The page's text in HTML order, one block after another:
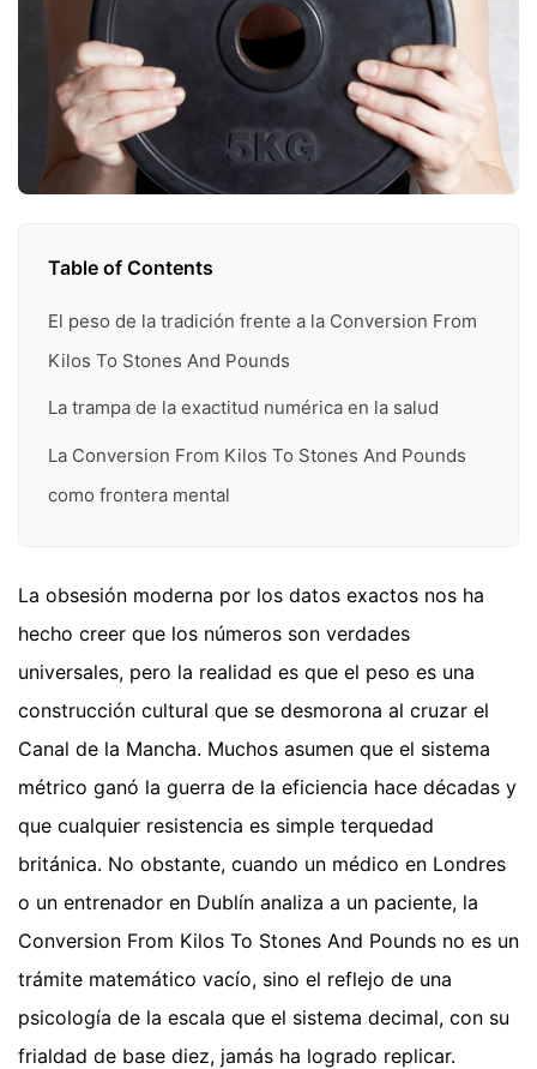
Table of Contents
El peso de la tradición frente a la Conversion From
Kilos To Stones And Pounds
La trampa de la exactitud numérica en la salud
La Conversion From Kilos To Stones And Pounds
como frontera mental
La obsesión moderna por los datos exactos nos ha
hecho creer que los números son verdades
universales, pero la realidad es que el peso es una
construcción cultural que se desmorona al cruzar el
Canal de la Mancha. Muchos asumen que el sistema
métrico ganó la guerra de la eficiencia hace décadas y
que cualquier resistencia es simple terquedad
británica. No obstante, cuando un médico en Londres
o un entrenador en Dublín analiza a un paciente, la
Conversion From Kilos To Stones And Pounds no es un
trámite matemático vacío, sino el reflejo de una
psicología de la escala que el sistema decimal, con su
frialdad de base diez, jamás ha logrado replicar.